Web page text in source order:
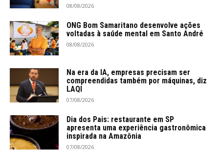
08/08/2026
ONG Bom Samaritano desenvolve ações
voltadas à saúde mental em Santo André
08/08/2026
Na era da IA, empresas precisam ser
compreendidas também por máquinas, diz
LAQI
07/08/2026
Dia dos Pais: restaurante em SP
apresenta uma experiência gastronômica
inspirada na Amazônia
07/08/2026